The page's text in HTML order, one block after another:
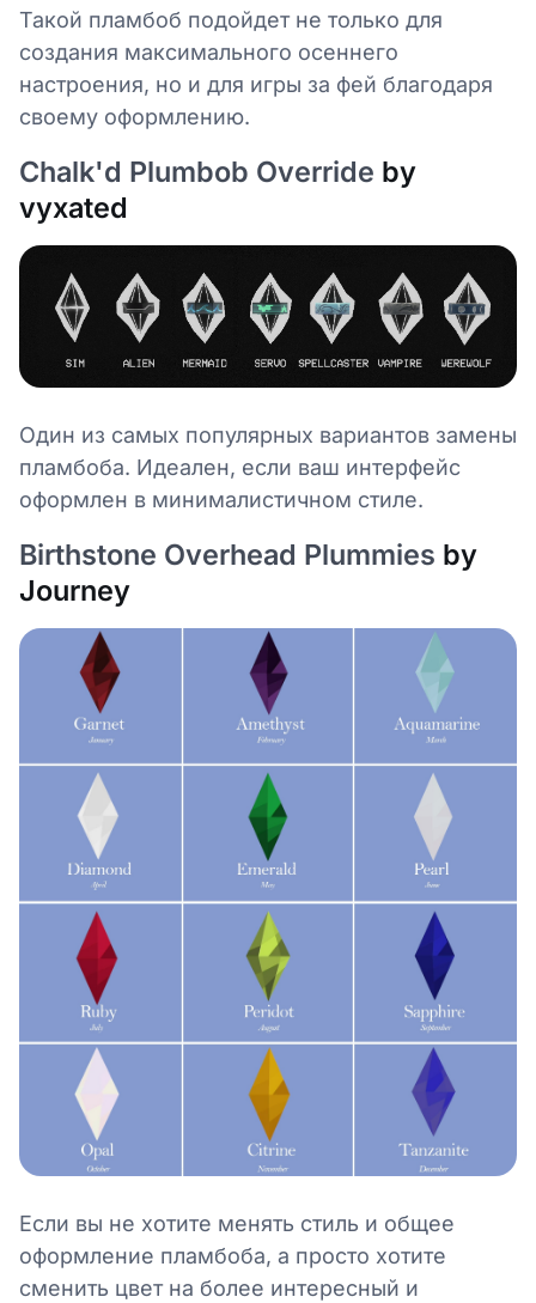
Такой пламбоб подойдет не только для
создания максимального осеннего
настроения, но и для игры за фей благодаря
своему оформлению.
Chalk'd Plumbob Override by
vyxated
Один из самых популярных вариантов замены
пламбоба. Идеален, если ваш интерфейс
оформлен в минималистичном стиле.
Birthstone Overhead Plummies by
Journey
Если вы не хотите менять стиль и общее
оформление пламбоба, а просто хотите
сменить цвет на более интересный и